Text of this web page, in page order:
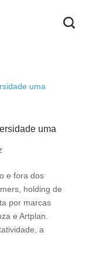
uma
e fora dos
holding de
por marcas
e Artplan.
a